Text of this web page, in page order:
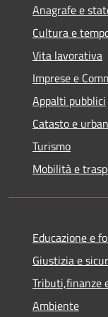
Anagrafe e
Cultura e
Vita lavorativa
Imprese e
Appalti pubblici
Catasto e
Turismo
Mobilità e
Educazione e
Giustizia e
Tributi,finanze
Ambiente